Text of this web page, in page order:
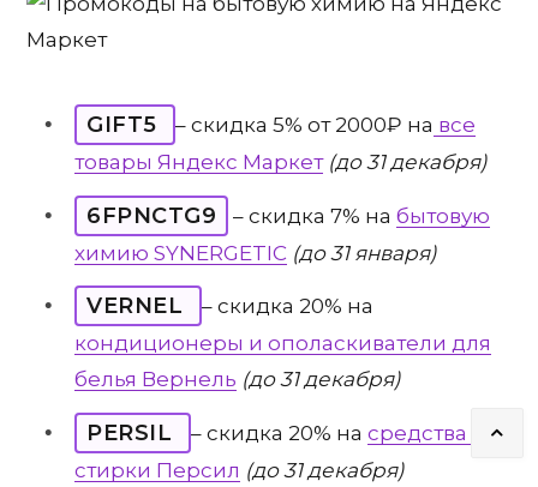
GIFT5 – скидка 5% от 2000₽ на все
товары Яндекс Маркет (до 31 декабря)
6FPNCTG9 – скидка 7% на бытовую
химию SYNERGETIC (до 31 января)
VERNEL
– скидка 20% на
кондиционеры и ополаскиватели для
белья Вернель (до 31 декабря)
PERSIL – скидка 20% на средства для
стирки Персил (до 31 декабря)